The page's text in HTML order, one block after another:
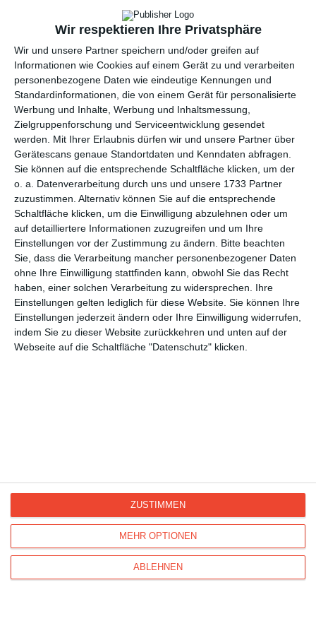
Wir respektieren Ihre Privatsphäre
Wir und unsere Partner speichern und/oder greifen auf
Informationen wie Cookies auf einem Gerät zu und verarbeiten
personenbezogene Daten wie eindeutige Kennungen und
Standardinformationen, die von einem Gerät für personalisierte
Werbung und Inhalte, Werbung und Inhaltsmessung,
Zielgruppenforschung und Serviceentwicklung gesendet
werden.
Mit Ihrer Erlaubnis dürfen wir und unsere Partner über
Gerätescans genaue Standortdaten und Kenndaten abfragen.
Sie können auf die entsprechende Schaltfläche klicken, um der
o. a. Datenverarbeitung durch uns und unsere 1733 Partner
zuzustimmen. Alternativ können Sie auf die entsprechende
Schaltfläche klicken, um die Einwilligung abzulehnen oder um
auf detailliertere Informationen zuzugreifen und um Ihre
Einstellungen vor der Zustimmung zu ändern.
Bitte beachten
Sie, dass die Verarbeitung mancher personenbezogener Daten
ohne Ihre Einwilligung stattfinden kann, obwohl Sie das Recht
haben, einer solchen Verarbeitung zu widersprechen. Ihre
Einstellungen gelten lediglich für diese Website. Sie können Ihre
Einstellungen jederzeit ändern oder Ihre Einwilligung widerrufen,
indem Sie zu dieser Website zurückkehren und unten auf der
Webseite auf die Schaltfläche "Datenschutz" klicken.
MEHR OPTIONEN
ABLEHNEN
ZUSTIMMEN
Facebook, Twitter, WhatsApp, ...
WEITERE KARTEN IN DIESEN
KATEGORIEN ANSEHEN
Grüße und Gedanken
Hallo, liebe Grüße
Freizeit
Wetter
Wochenende
Urlaub
Jahreszeiten
Frühling
Sommer
Kisseo©
Ereignis-Kalender
Newsletter
Hilfe / FAQ
Nutzungsbedingungen
Kisseo auf Facebook